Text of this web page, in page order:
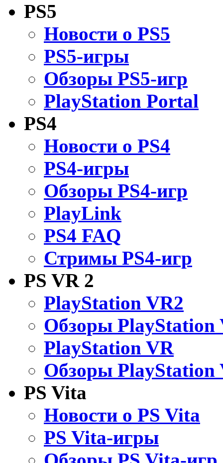
PS5
Новости о PS5
PS5-игры
Обзоры PS5-игр
PlayStation Portal
PS4
Новости о PS4
PS4-игры
Обзоры PS4-игр
PlayLink
PS4 FAQ
Стримы PS4-игр
PS VR 2
PlayStation VR2
Обзоры PlayStation
PlayStation VR
Обзоры PlayStation
PS Vita
Новости о PS Vita
PS Vita-игры